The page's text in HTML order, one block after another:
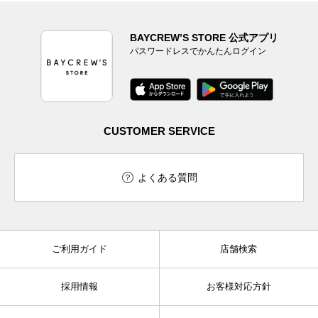
BAYCREW’S STORE 公式アプリ
パスワードレスでかんたんログイン
CUSTOMER SERVICE
よくある質問
ご利用ガイド 店舗検索
採用情報 お客様対応方針